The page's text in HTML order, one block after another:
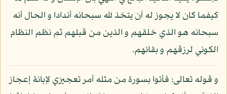
كيفما كان لا يجوز له أن يتخذ لله سبحانه أندادا و الحال أنه
سبحانه هو الذي خلقهم و الذين من قبلهم ثم نظم النظام
الكوني لرزقهم و بقائهم.
و قوله تعالى: فأتوا بسورة من مثله أمر تعجيزي لإبانة إعجاز